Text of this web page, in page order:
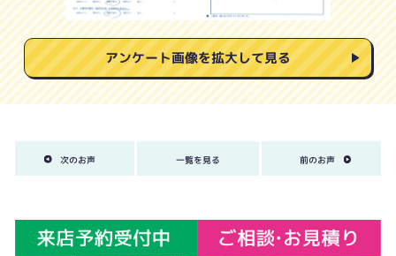
アンケート画像を拡大して見る
次のお声 一覧を見る 前のお声